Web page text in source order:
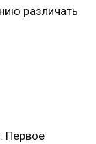
различать
Первое